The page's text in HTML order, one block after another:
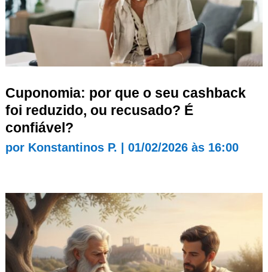
Cuponomia: por que o seu cashback
foi reduzido, ou recusado? É
confiável?
por Konstantinos P. 01/02/2026 às 16:00